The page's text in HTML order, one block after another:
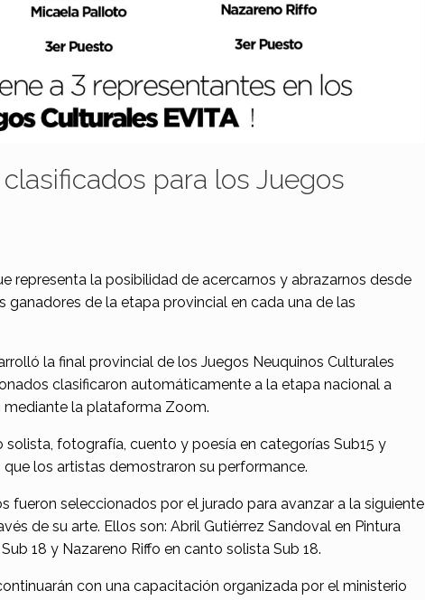
para los Juegos
representa la posibilidad de acercarnos y abrazarnos desde
ganadores de la etapa provincial en cada una de las
la final provincial de los Juegos Neuquinos Culturales
clasificaron automáticamente a la etapa nacional a
la plataforma Zoom.
solista, fotografía, cuento y poesía en categorías Sub15 y
los artistas demostraron su performance.
fueron seleccionados por el jurado para avanzar a la siguiente
de su arte. Ellos son: Abril Gutiérrez Sandoval en Pintura
18 y Nazareno Riffo en canto solista Sub 18.
con una capacitación organizada por el ministerio